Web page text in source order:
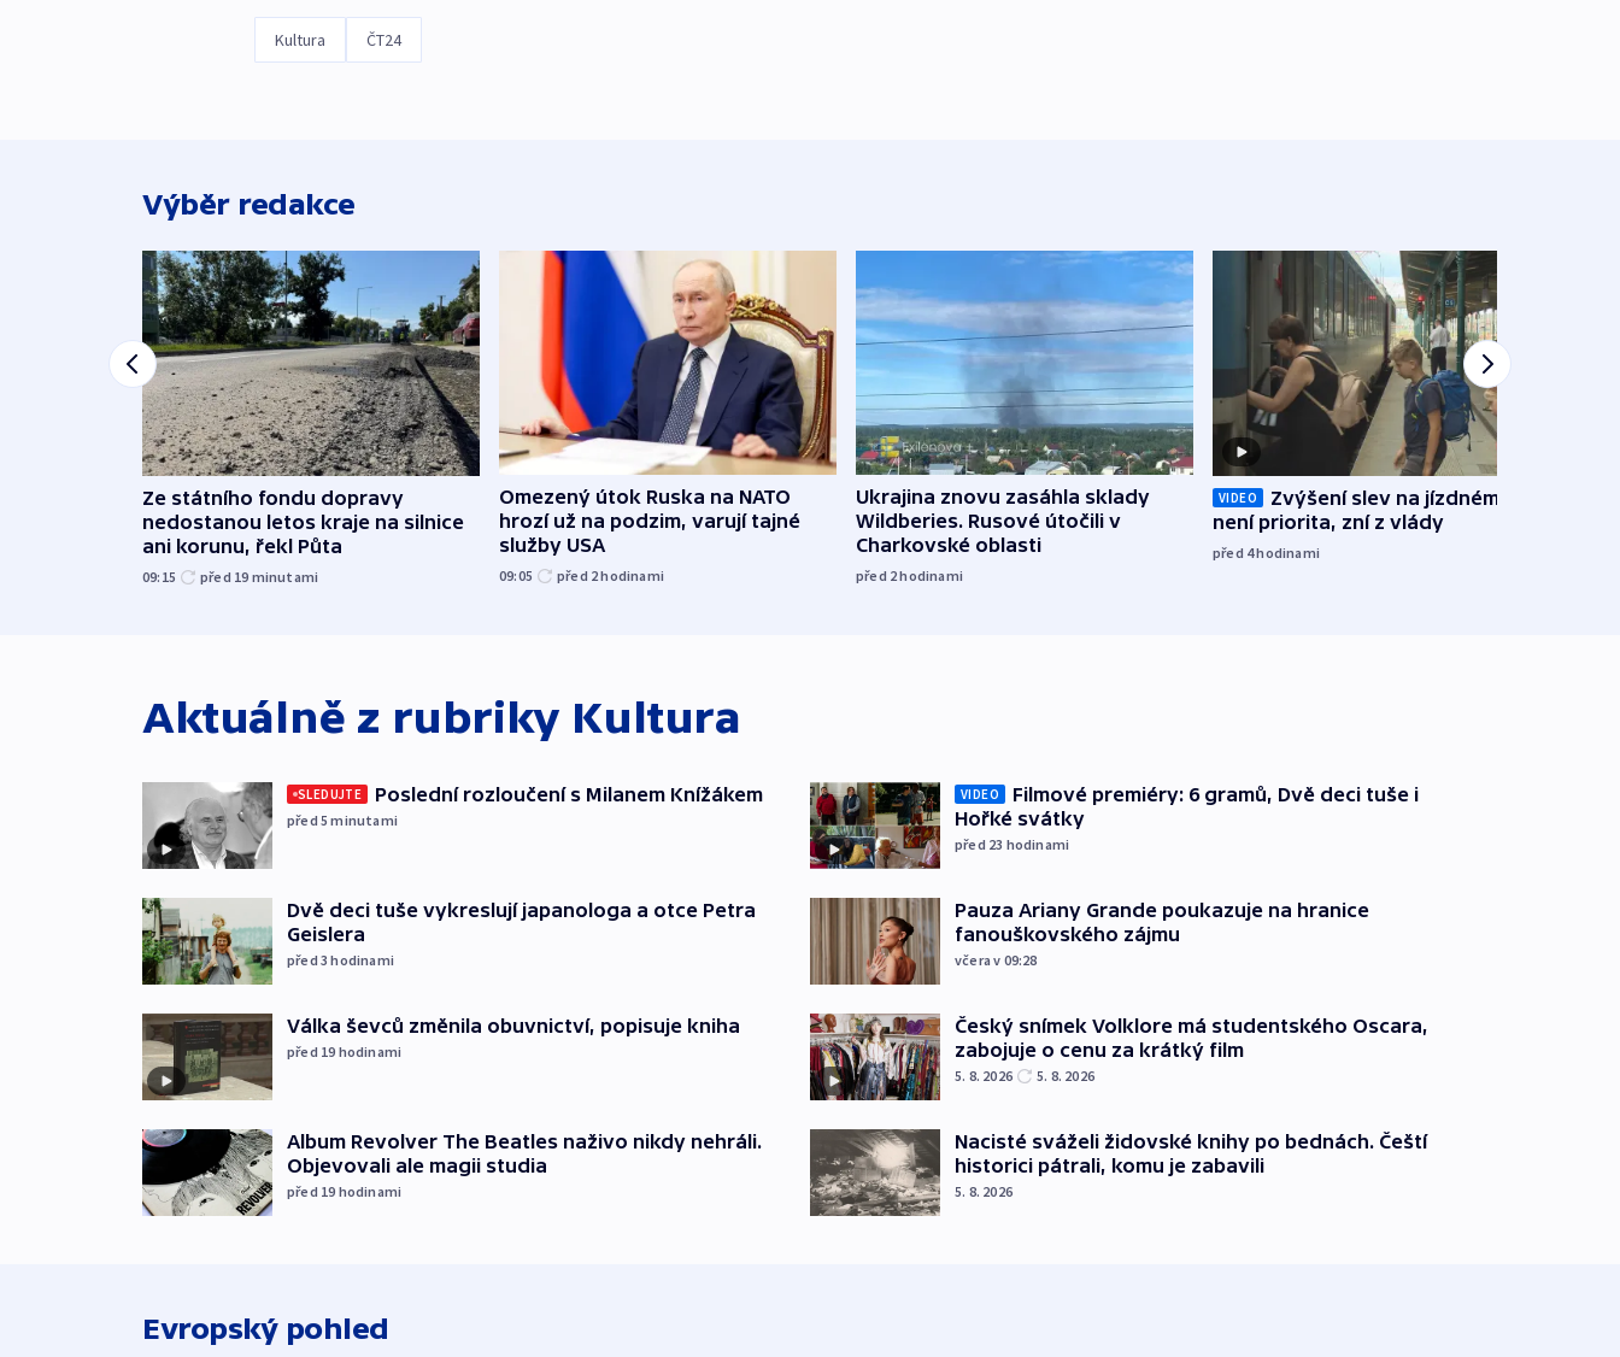
Kultura ČT24
Výběr redakce
Ze státního fondu dopravy
nedostanou letos kraje na silnice
ani korunu, řekl Půta
09:15 před 19 minutami
Omezený útok Ruska na NATO
hrozí už na podzim, varují tajné
služby USA
09:05 před 2hodinami
Ukrajina znovu zasáhla sklady
Wildberies. Rusové útočili v
Charkovské oblasti
před 2hodinami
VIDEO
Zvýšení slev na jízdném teď
není priorita, zní z vlády
před 4hodinami
Aktuálně z rubriky Kultura
SLEDUJTE Poslední rozloučení s Milanem Knížákem
před 5minutami
Dvě deci tuše vykreslují japanologa a otce Petra
Geislera
před 3hodinami
Válka ševců změnila obuvnictví, popisuje kniha
před 19 hodinami
Album Revolver The Beatles naživo nikdy nehráli.
Objevovali ale magii studia
před 19 hodinami
VIDEO
Filmové premiéry: 6 gramů, Dvě deci tuše i
Hořké svátky
před 23 hodinami
Pauza Ariany Grande poukazuje na hranice
fanouškovského zájmu
včera v 09:28
Český snímek Volklore má studentského Oscara,
zabojuje o cenu za krátký film
5. 8. 2026 5. 8. 2026
Nacisté sváželi židovské knihy po bednách. Čeští
historici pátrali, komu je zabavili
5. 8. 2026
Evropský pohled